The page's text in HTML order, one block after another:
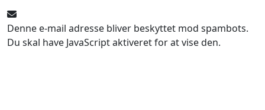
Denne e-mail adresse bliver beskyttet mod spambots.
Du skal have JavaScript aktiveret for at vise den.